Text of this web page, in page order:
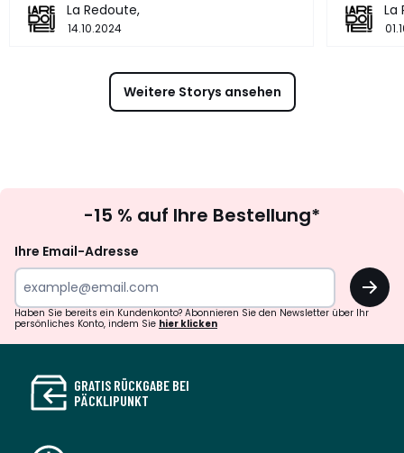
La Redoute,
14.10.2024
La
Weitere Storys ansehen
abonnieren
-15 % auf Ihre Bestellung*
Ihre Email-Adresse
OK
Haben Sie bereits ein Kundenkonto? Abonnieren Sie den Newsletter über Ihr
persönliches Konto, indem Sie hier klicken
GRATIS RÜCKGABE BEI
PÄCKLIPUNKT